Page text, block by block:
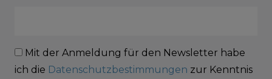
Mit der Anmeldung für den Newsletter habe
ich die Datenschutzbestimmungen zur Kenntnis